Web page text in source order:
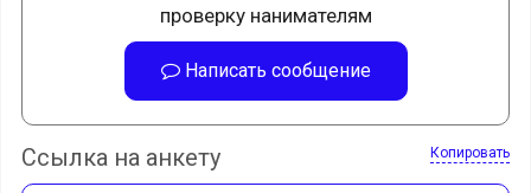
проверку нанимателям
Написать сообщение
Ссылка на анкету Копировать